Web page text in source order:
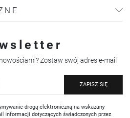
Zostaw swój adres e-mail
ZAPISZ SIĘ
drogą elektroniczną na wskazany
informacji dotyczących świadczonych przez